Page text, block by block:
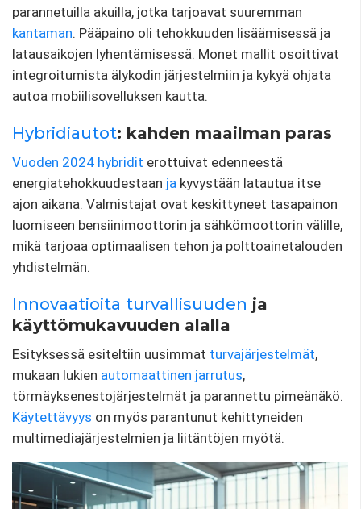
parannetuilla akuilla, jotka tarjoavat suuremman
kantaman. Pääpaino oli tehokkuuden lisäämisessä ja
latausaikojen lyhentämisessä. Monet mallit osoittivat
integroitumista älykodin järjestelmiin ja kykyä ohjata
autoa mobiilisovelluksen kautta.
Hybridiautot: kahden maailman paras
Vuoden 2024 hybridit erottuivat edenneestä
energiatehokkuudestaan ​​ja kyvystään latautua itse
ajon aikana. Valmistajat ovat keskittyneet tasapainon
luomiseen bensiinimoottorin ja sähkömoottorin välille,
mikä tarjoaa optimaalisen tehon ja polttoainetalouden
yhdistelmän.
Innovaatioita turvallisuuden ja
käyttömukavuuden alalla
Esityksessä esiteltiin uusimmat turvajärjestelmät,
mukaan lukien automaattinen jarrutus,
törmäyksenestojärjestelmät ja parannettu pimeänäkö.
Käytettävyys on myös parantunut kehittyneiden
multimediajärjestelmien ja liitäntöjen myötä.